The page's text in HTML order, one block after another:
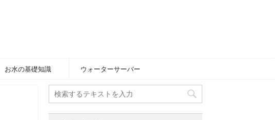
お水の基礎知識 ウォーターサーバー